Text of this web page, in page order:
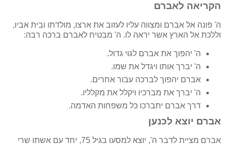
הקריאה לאברם
ה' פונה אל אברם ומצווה עליו לעזוב את ארצו, מולדתו ובית אביו,
וללכת אל הארץ אשר יראה לו. ה' מבטיח לאברם ברכה רבה:
ה' יהפוך את אברם לגוי גדול.
ה' יברך אותו ויגדל את שמו.
אברם יהפוך לברכה עבור אחרים.
ה' יברך את מברכיו ויקלל את מקלליו.
דרך אברם יתברכו כל משפחות האדמה.
אברם יוצא לכנען
אברם מציית לדבר ה', יוצא למסעו בגיל 75, יחד עם אשתו שרי